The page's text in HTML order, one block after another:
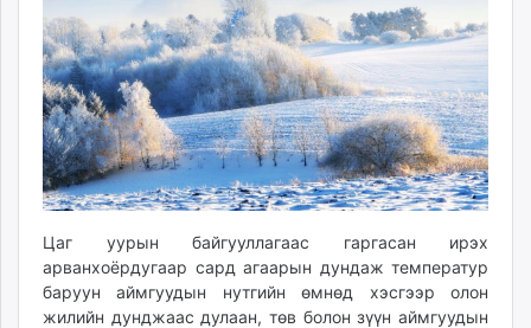
ikon.mn
mnb.mn
Livetv.mn
Eguur.mn
24tsag.mn
shuud.mn
eagle.mn
zarig.mn
today.mn
zuv.mn
Цаг уурын байгууллагаас гаргасан ирэх
арванхоёрдугаар сард агаарын дундаж температур
баруун аймгуудын нутгийн өмнөд хэсгээр олон
жилийн дунджаас дулаан, төв болон зүүн аймгуудын